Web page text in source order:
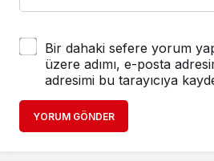
Bir dahaki sefere yorum
üzere adımı, e-posta
adresimi bu tarayıcıya
YORUM GÖNDER